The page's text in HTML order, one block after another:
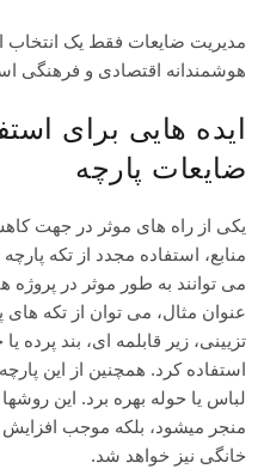
مدیریت ضایعات فقط یک انتخاب
هوشمندانه اقتصادی و فرهنگی
ایده هایی برای
ضایعات پارچه
یکی از راه های موثر در جهت
منابع، استفاده مجدد از تکه
می توانند به طور موثر در
عنوان مثال، می توان از تکه
تزیینی، زیر قابلمه ای، بند پرده
استفاده کرد. همچنین از این
لباس یا حوله بهره برد. این
منجر میشود، بلکه موجب افزایش
خانگی نیز خواهد شد.